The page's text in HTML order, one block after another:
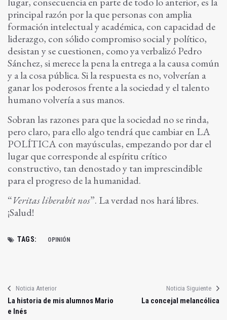
principal razón por la que personas con amplia
formación intelectual y académica, con capacidad de
liderazgo, con sólido compromiso social y político,
desistan y se cuestionen, como ya verbalizó Pedro
Sánchez, si merece la pena la entrega a la causa común
y a la cosa pública. Si la respuesta es no, volverían a
ganar los poderosos frente a la sociedad y el talento
humano volvería a sus manos.
Sobran las razones para que la sociedad no se rinda,
pero claro, para ello algo tendrá que cambiar en LA
POLÍTICA con mayúsculas, empezando por dar el
lugar que corresponde al espíritu crítico
constructivo, tan denostado y tan imprescindible
para el progreso de la humanidad.
“Veritas liberabit nos”. La verdad nos hará libres.
¡Salud!
TAGS: OPINIÓN
Noticia Anterior
La historia de mis alumnos Mario
e Inés
Noticia Siguiente
La concejal melancólica